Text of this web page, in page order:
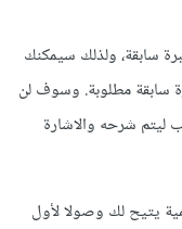
سابقة، ولذلك سيمكنك
سابقة مطلوبة. وسوف لن
ليتم شرحه والاشارة
يتيح لك وصولا لأول